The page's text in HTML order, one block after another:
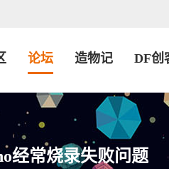
论坛 造物记 DF创
经常烧录失败问题